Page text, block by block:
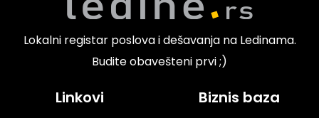
Lokalni registar poslova i dešavanja na Ledinama.
Budite obavešteni prvi ;)
Linkovi Biznis baza